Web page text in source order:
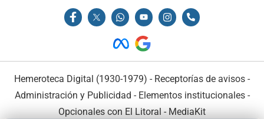
Hemeroteca Digital (1930-1979) - Receptorías de avisos -
Administración y Publicidad - Elementos institucionales-
Opcionales con El Litoral - MediaKit